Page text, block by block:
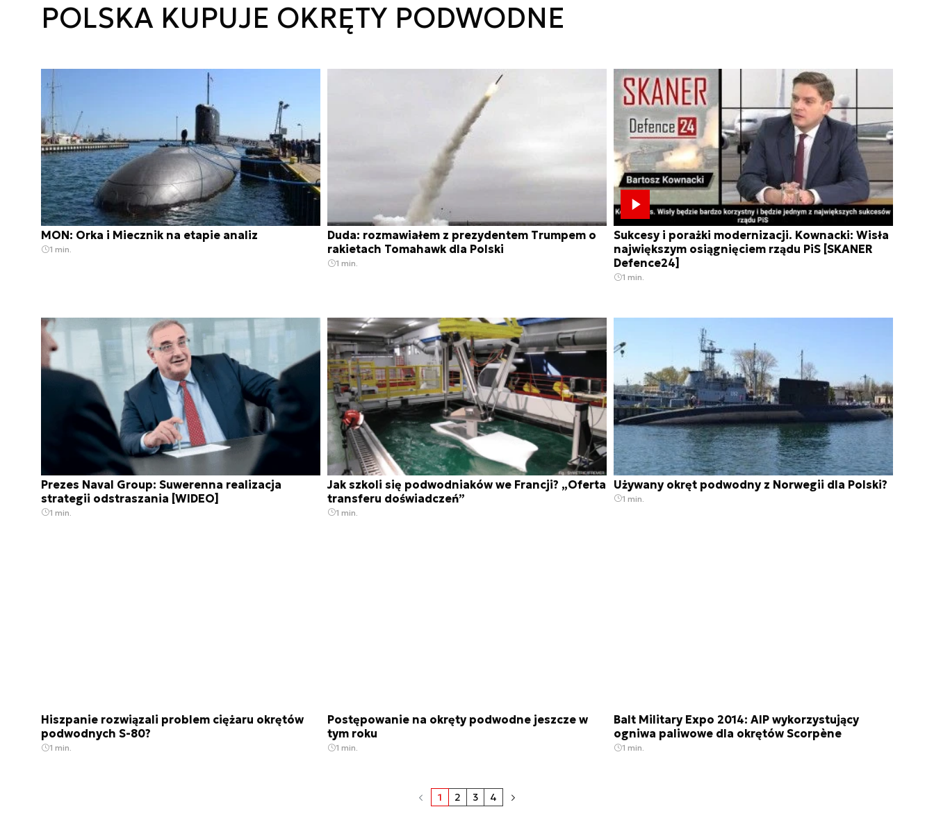
POLSKA KUPUJE OKRĘTY PODWODNE
MON: Orka i Miecznik na etapie analiz
1 min.
Duda: rozmawiałem z prezydentem Trumpem o
rakietach Tomahawk dla Polski
1 min.
Sukcesy i porażki modernizacji. Kownacki: Wisła
największym osiągnięciem rządu PiS [SKANER
Defence24]
1 min.
Prezes Naval Group: Suwerenna realizacja
strategii odstraszania [WIDEO]
1 min.
Jak szkoli się podwodniaków we Francji? „Oferta
transferu doświadczeń”
1 min.
Używany okręt podwodny z Norwegii dla Polski?
1 min.
Hiszpanie rozwiązali problem ciężaru okrętów
podwodnych S-80?
1 min.
Postępowanie na okręty podwodne jeszcze w
tym roku
1 min.
Balt Military Expo 2014: AIP wykorzystujący
ogniwa paliwowe dla okrętów Scorpène
1 min.
1 2 3 4